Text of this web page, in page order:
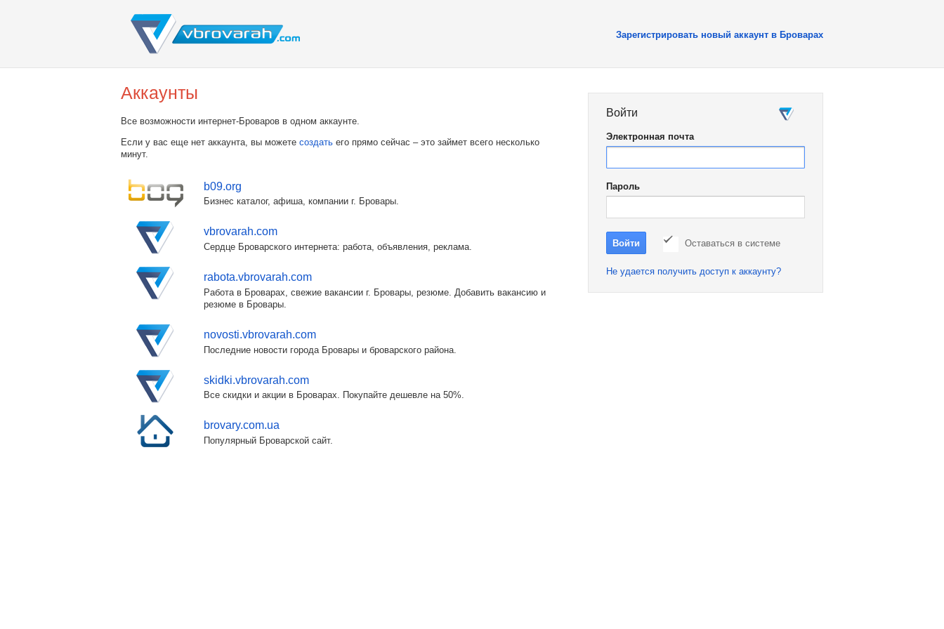
Зарегистрировать новый аккаунт в Броварах
Войти
Электронная почта
Пароль
Оставаться в системе
Не удается получить доступ к аккаунту?
Аккаунты
Все возможности интернет-Броваров в одном аккаунте.
Если у вас еще нет аккаунта, вы можете создать его прямо сейчас – это займет всего несколько
минут.
b09.org
Бизнес каталог, афиша, компании г. Бровары.
vbrovarah.com
Сердце Броварского интернета: работа, объявления, реклама.
rabota.vbrovarah.com
Работа в Броварах, свежие вакансии г. Бровары, резюме. Добавить вакансию и
резюме в Бровары.
novosti.vbrovarah.com
Последние новости города Бровары и броварского района.
skidki.vbrovarah.com
Все скидки и акции в Броварах. Покупайте дешевле на 50%.
brovary.com.ua
Популярный Броварской сайт.